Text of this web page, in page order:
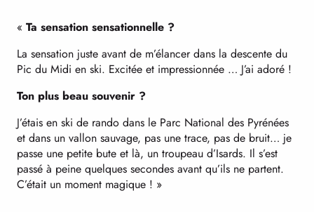
« Ta sensation sensationnelle ?
La sensation juste avant de m’élancer dans la descente du
Pic du Midi en ski. Excitée et impressionnée … J’ai adoré !
Ton plus beau souvenir ?
J’étais en ski de rando dans le Parc National des Pyrénées
et dans un vallon sauvage, pas une trace, pas de bruit… je
passe une petite bute et là, un troupeau d’Isards. Il s’est
passé à peine quelques secondes avant qu’ils ne partent.
C’était un moment magique ! »